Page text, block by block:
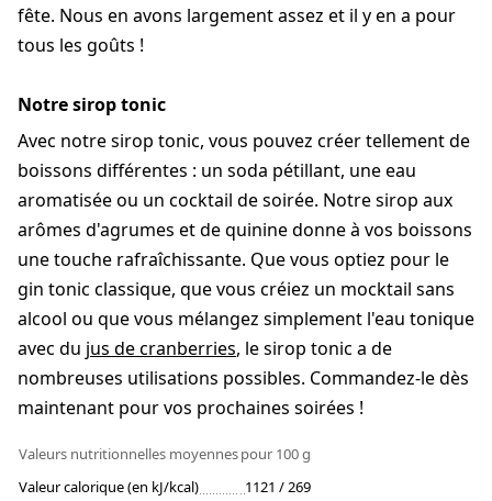
fête. Nous en avons largement assez et il y en a pour
tous les goûts !
Notre sirop tonic
Avec notre sirop tonic, vous pouvez créer tellement de
boissons différentes : un soda pétillant, une eau
aromatisée ou un cocktail de soirée. Notre sirop aux
arômes d'agrumes et de quinine donne à vos boissons
une touche rafraîchissante. Que vous optiez pour le
gin tonic classique, que vous créiez un mocktail sans
alcool ou que vous mélangez simplement l'eau tonique
avec du jus de cranberries, le sirop tonic a de
nombreuses utilisations possibles. Commandez-le dès
maintenant pour vos prochaines soirées !
Valeurs nutritionnelles moyennespour 100 g
Valeur calorique (en kJ/kcal)
1121 / 269